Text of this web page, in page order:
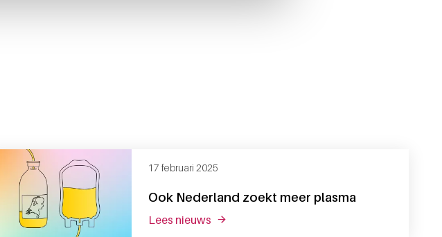
Ook Nederland zoekt meer plasma
17 februari 2025
lees nieuws over ook nederland zoekt meer plasma